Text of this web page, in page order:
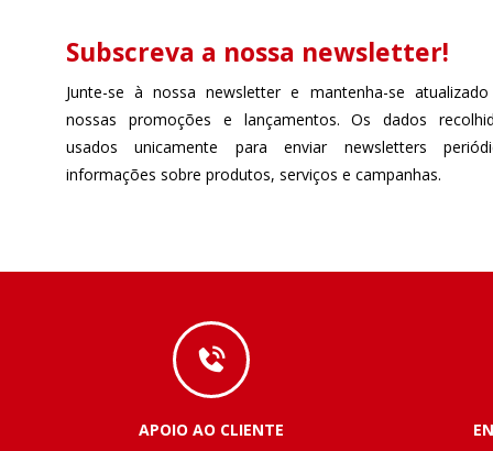
Subscreva a nossa newsletter!
Junte-se à nossa newsletter e mantenha-se
nossas promoções e lançamentos. Os dados
usados unicamente para enviar newsletters
informações sobre produtos, serviços e campanhas.
APOIO AO CLIENTE